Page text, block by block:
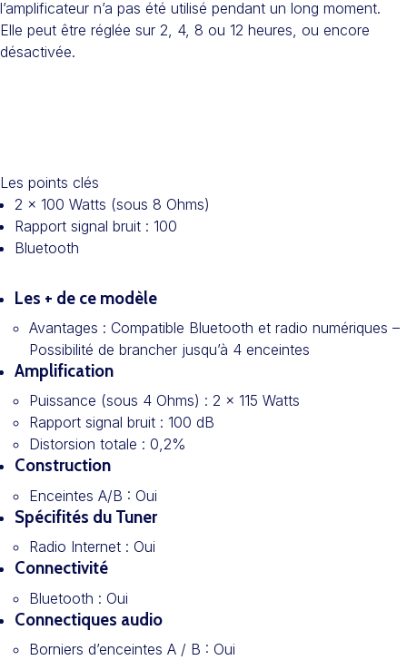
l’amplificateur n’a pas été utilisé pendant un long moment.
Elle peut être réglée sur 2, 4, 8 ou 12 heures, ou encore
désactivée.
Les points clés
2 x 100 Watts (sous 8 Ohms)
Rapport signal bruit : 100
Bluetooth
Les + de ce modèle
Avantages : Compatible Bluetooth et radio numériques –
Possibilité de brancher jusqu’à 4 enceintes
Amplification
Puissance (sous 4 Ohms) : 2 x 115 Watts
Rapport signal bruit : 100 dB
Distorsion totale : 0,2%
Construction
Enceintes A/B : Oui
Spécifités du Tuner
Radio Internet : Oui
Connectivité
Bluetooth : Oui
Connectiques audio
Borniers d’enceintes A / B : Oui